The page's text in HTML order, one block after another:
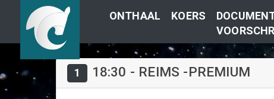
ONTHAAL KOERS
1 18:30 - REIMS -PREMIUM